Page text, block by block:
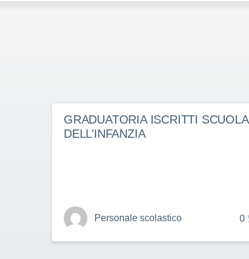
GRADUATORIA ISCRITTI SCUOLA
DELL’INFANZIA
Personale scolastico 0